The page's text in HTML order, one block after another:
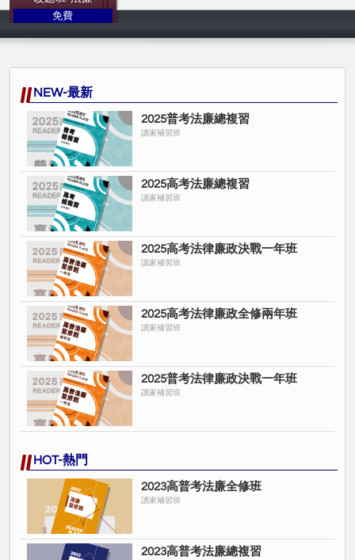
讀家補習班
免費
NEW-最新
2025普考法廉總複習
讀家補習班
2025高考法廉總複習
讀家補習班
2025高考法律廉政決戰一年班
讀家補習班
2025高考法律廉政全修兩年班
讀家補習班
2025普考法律廉政決戰一年班
讀家補習班
HOT-熱門
2023高普考法廉全修班
讀家補習班
2023高普考法廉總複習